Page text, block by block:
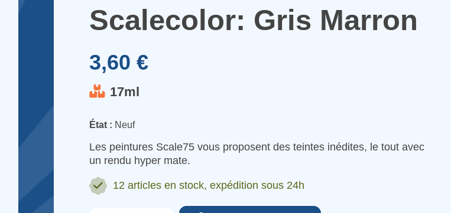
Scalecolor: Gris Marron
3,60 €
17ml
État : Neuf
Les peintures Scale75 vous proposent des teintes inédites, le tout avec
un rendu hyper mate.
12 articles en stock, expédition sous 24h